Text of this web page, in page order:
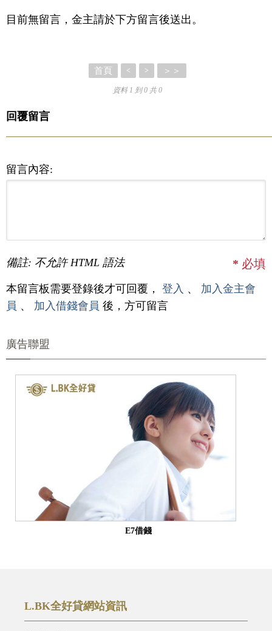
目前無留言，金主請於下方留言後送出。
首頁 < > ＞＞
資料 1 到 0 共 0
回覆留言
留言內容:
備註: 不允許 HTML 語法 * 必填
本留言板需要登錄後才可回覆， 登入 、 加入金主會
員 、 加入借錢會員 後，方可留言
廣告聯盟
E7借錢
L.BK全好貸網站資訊